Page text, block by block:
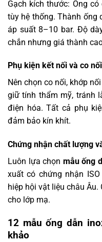
Gạch kích thước: Ống
tùy hệ thống. Thành ống
áp suất 8–10 bar. Độ
chắn nhưng giá thành
Phụ kiện kết nối và co nối
Nên chọn co nối, khớp
giữ tính thẩm mỹ, tránh
điện hóa. Tất cả phụ
đảm bảo kín khít.
Chứng nhận chất lượng
Luôn lựa chọn mẫu ống
xuất có chứng nhận
hiệp hội vật liệu châu
cho lớp mạ.
12 mẫu ống dẫn
khảo